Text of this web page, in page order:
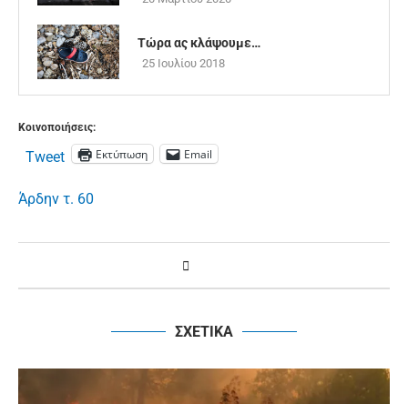
Τώρα ας κλάψουμε…
25 Ιουλίου 2018
Κοινοποιήσεις:
Tweet Εκτύπωση Email
Άρδην τ. 60
ΣΧΕΤΙΚΑ